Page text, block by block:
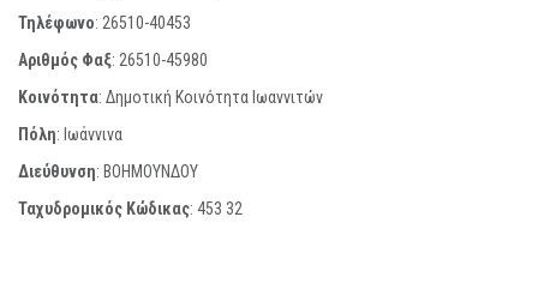
Τηλέφωνο: 26510-40453
Αριθμός Φαξ: 26510-45980
Κοινότητα: Δημοτική Κοινότητα Ιωαννιτών
Πόλη: Ιωάννινα
Διεύθυνση: ΒΟΗΜΟΥΝΔΟΥ
Ταχυδρομικός Κώδικας: 453 32